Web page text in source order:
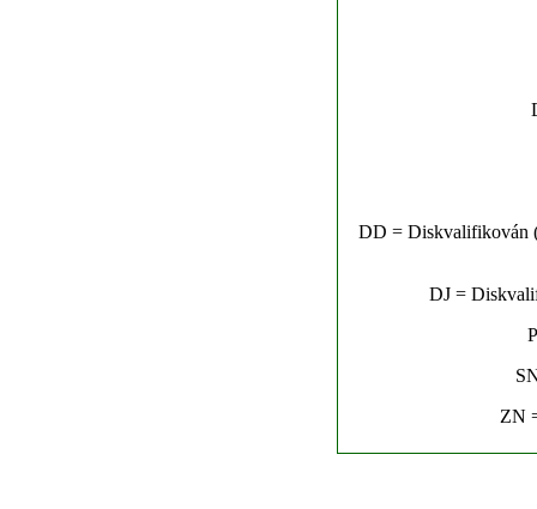
DD = Diskvalifikován
DJ =
ZN